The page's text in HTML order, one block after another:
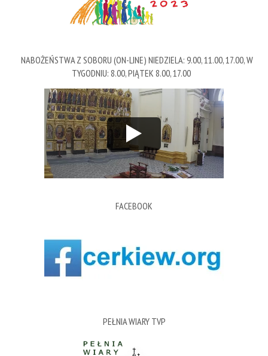
NABOŻEŃSTWA Z SOBORU (ON-LINE) NIEDZIELA: 9.00, 11.00, 17.00, W
TYGODNIU: 8.00, PIĄTEK 8.00, 17.00
FACEBOOK
PEŁNIA WIARY TVP